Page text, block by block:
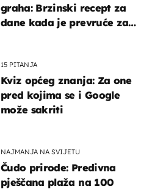
graha: Brzinski recept za
dane kada je prevruće za
15 PITANJA
Kviz općeg znanja: Za one
pred kojima se i Google
može sakriti
NAJMANJA NA SVIJETU
Čudo prirode: Predivna
pješčana plaža na 100